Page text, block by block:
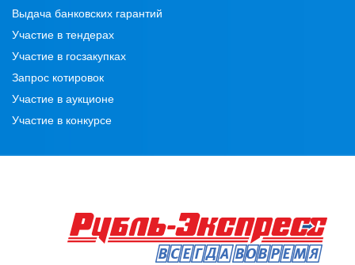
Выдача банковских гарантий
Участие в тендерах
Участие в госзакупках
Запрос котировок
Участие в аукционе
Участие в конкурсе